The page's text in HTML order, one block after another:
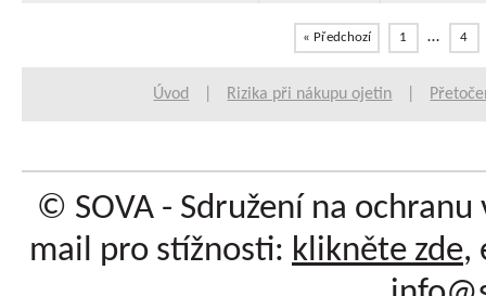
« Předchozí 1 … 4
Úvod Rizika při nákupu ojetin
© SOVA - Sdružení na
mail pro stížnosti: klikněte zde,